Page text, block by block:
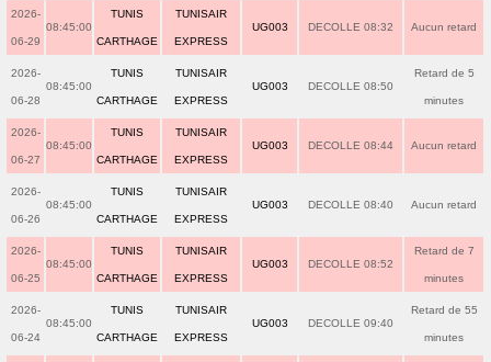
2026-
06-29
08:45:00
TUNIS
CARTHAGE
TUNISAIR
EXPRESS
UG003 DECOLLE 08:32 Aucun retard
2026-
06-28
08:45:00
TUNIS
CARTHAGE
TUNISAIR
EXPRESS
UG003 DECOLLE 08:50
Retard de 5
minutes
2026-
06-27
08:45:00
TUNIS
CARTHAGE
TUNISAIR
EXPRESS
UG003 DECOLLE 08:44 Aucun retard
2026-
06-26
08:45:00
TUNIS
CARTHAGE
TUNISAIR
EXPRESS
UG003 DECOLLE 08:40 Aucun retard
2026-
06-25
08:45:00
TUNIS
CARTHAGE
TUNISAIR
EXPRESS
UG003 DECOLLE 08:52
Retard de 7
minutes
2026-
06-24
08:45:00
TUNIS
CARTHAGE
TUNISAIR
EXPRESS
UG003 DECOLLE 09:40
Retard de 55
minutes